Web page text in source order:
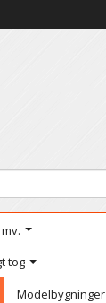
tog
Modelbygninger